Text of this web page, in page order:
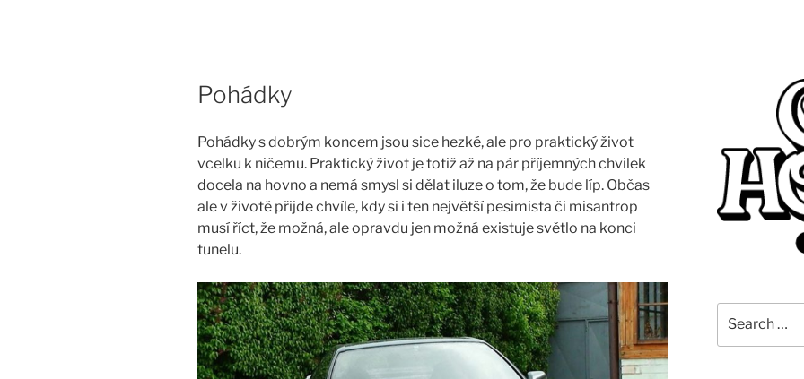
Pohádky
Pohádky s dobrým koncem jsou sice hezké, ale pro praktický život
vcelku k ničemu. Praktický život je totiž až na pár příjemných chvilek
docela na hovno a nemá smysl si dělat iluze o tom, že bude líp. Občas
ale v životě přijde chvíle, kdy si i ten největší pesimista či misantrop
musí říct, že možná, ale opravdu jen možná existuje světlo na konci
tunelu.
for: